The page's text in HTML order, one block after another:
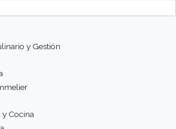
para establecer el nivel
perder (punto de equilibrio).